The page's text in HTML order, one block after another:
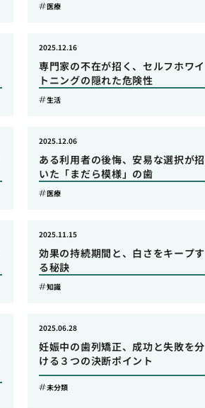
医療
専門家の不在が招く、セルフホワイ
トニングの隠れた危険性
2025.12.16
生活
ある利用者の後悔、安易な選択が招
いた「まだら模様」の歯
2025.12.06
医療
効果の持続期間と、白さをキープす
る秘訣
2025.11.15
知識
妊娠中の歯列矯正、成功と失敗を分
ける３つの決断ポイント
2025.06.28
未分類